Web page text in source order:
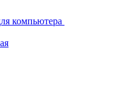
компьютера